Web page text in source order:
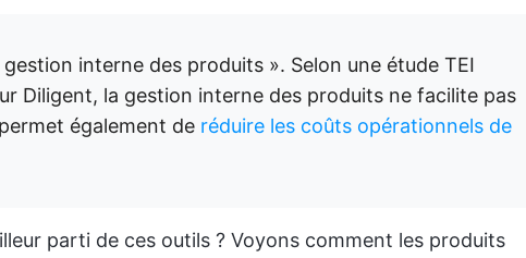
interne des produits ». Selon une étude TEI
Diligent, la gestion interne des produits ne facilite pas
également de réduire les coûts opérationnels de
parti de ces outils ? Voyons comment les produits